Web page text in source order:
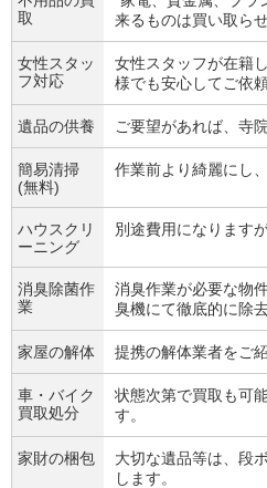
取
来るものは買い取ら
女性スタッ
フ対応
女性スタッフが在籍
様でも安心してご依
遺品の供養 ご要望があれば、寺
簡易清掃
(無料)
作業前より綺麗にし
ハウスクリ
ーニング
別途費用になります
消臭除菌作
業
消臭作業が必要な物
臭機にて徹底的に除去
家屋の解体 提携の解体業者をご
車・バイク
買取処分
状態次第で買取も可
す。
家財の梱包
大切な遺品等は、段
します。